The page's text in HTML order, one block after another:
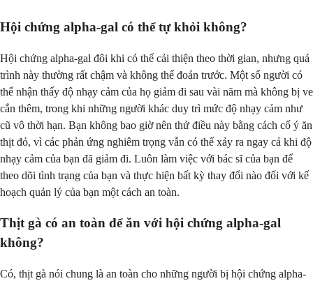
Hội chứng alpha-gal có thể tự khỏi không?
Hội chứng alpha-gal đôi khi có thể cải thiện theo thời gian, nhưng quá
trình này thường rất chậm và không thể đoán trước. Một số người có
thể nhận thấy độ nhạy cảm của họ giảm đi sau vài năm mà không bị ve
cắn thêm, trong khi những người khác duy trì mức độ nhạy cảm như
cũ vô thời hạn. Bạn không bao giờ nên thử điều này bằng cách cố ý ăn
thịt đỏ, vì các phản ứng nghiêm trọng vẫn có thể xảy ra ngay cả khi độ
nhạy cảm của bạn đã giảm đi. Luôn làm việc với bác sĩ của bạn để
theo dõi tình trạng của bạn và thực hiện bất kỳ thay đổi nào đối với kế
hoạch quản lý của bạn một cách an toàn.
Thịt gà có an toàn để ăn với hội chứng alpha-gal
không?
Có, thịt gà nói chung là an toàn cho những người bị hội chứng alpha-